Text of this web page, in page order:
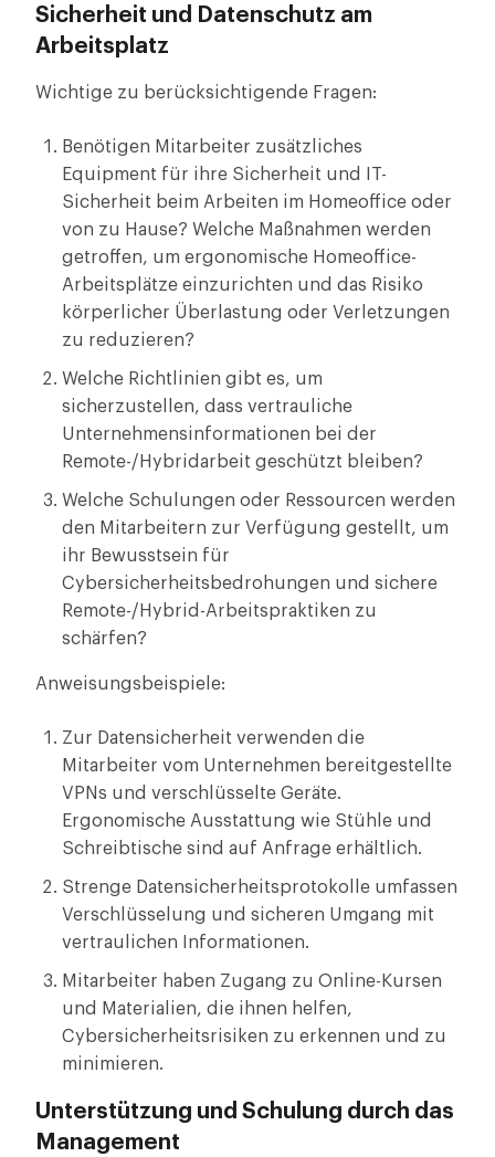
Sicherheit und Datenschutz am
Arbeitsplatz
Wichtige zu berücksichtigende Fragen:
Benötigen Mitarbeiter zusätzliches
Equipment für ihre Sicherheit und IT-
Sicherheit beim Arbeiten im Homeoffice oder
von zu Hause? Welche Maßnahmen werden
getroffen, um ergonomische Homeoffice-
Arbeitsplätze einzurichten und das Risiko
körperlicher Überlastung oder Verletzungen
zu reduzieren?
Welche Richtlinien gibt es, um
sicherzustellen, dass vertrauliche
Unternehmensinformationen bei der
Remote-/Hybridarbeit geschützt bleiben?
Welche Schulungen oder Ressourcen werden
den Mitarbeitern zur Verfügung gestellt, um
ihr Bewusstsein für
Cybersicherheitsbedrohungen und sichere
Remote-/Hybrid-Arbeitspraktiken zu
schärfen?
Anweisungsbeispiele:
Zur Datensicherheit verwenden die
Mitarbeiter vom Unternehmen bereitgestellte
VPNs und verschlüsselte Geräte.
Ergonomische Ausstattung wie Stühle und
Schreibtische sind auf Anfrage erhältlich.
Strenge Datensicherheitsprotokolle umfassen
Verschlüsselung und sicheren Umgang mit
vertraulichen Informationen.
Mitarbeiter haben Zugang zu Online-Kursen
und Materialien, die ihnen helfen,
Cybersicherheitsrisiken zu erkennen und zu
minimieren.
Unterstützung und Schulung durch das
Management